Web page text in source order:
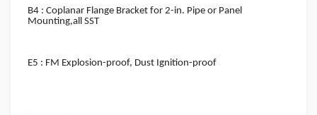
B4 : Coplanar Flange Bracket for 2-in. Pipe or Panel
Mounting,all SST
E5 : FM Explosion-proof, Dust Ignition-proof